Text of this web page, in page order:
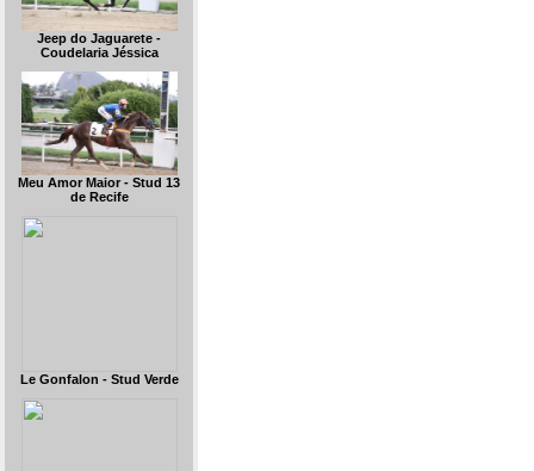
Jeep do Jaguarete -
Coudelaria Jéssica
Meu Amor Maior - Stud 13
de Recife
Le Gonfalon - Stud Verde